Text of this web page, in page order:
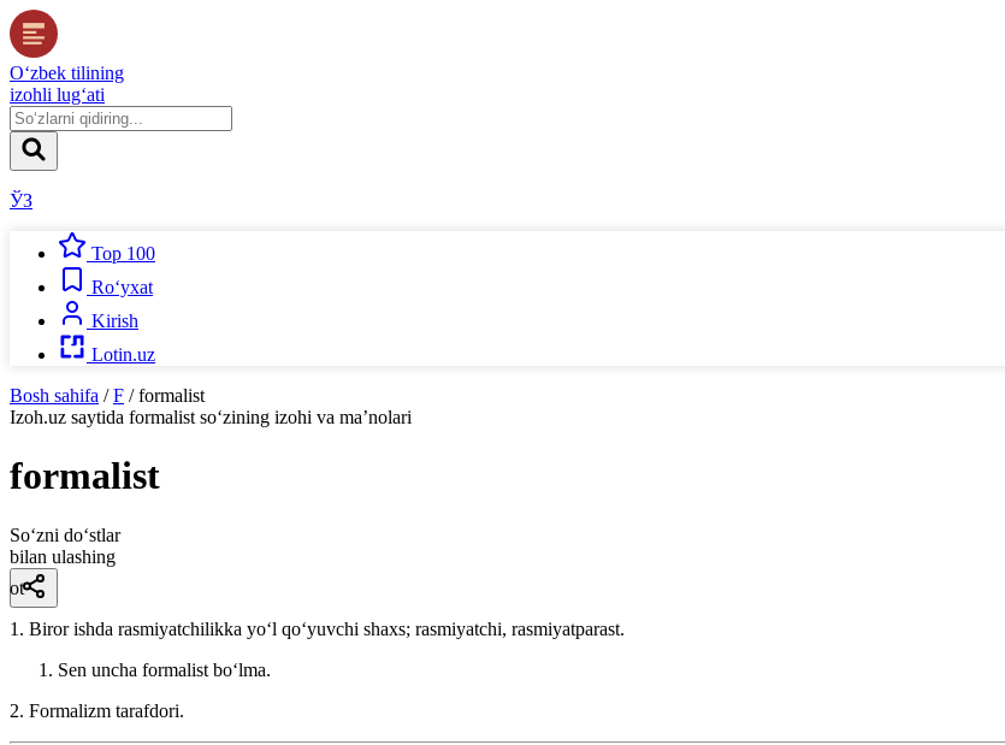
O‘zbek tilining
izohli lug‘ati
ЎЗ
Top 100
Ro‘yxat
Kirish
Lotin.uz
Bosh sahifa / F / formalist
Izoh.uz saytida formalist so‘zining izohi va ma’nolari
formalist
So‘zni do‘stlar
bilan ulashing
ot
1. Biror ishda rasmiyatchilikka yoʻl qoʻyuvchi shaxs; rasmiyatchi, rasmiyatparast.
Sen uncha formalist boʻlma.
2. Formalizm tarafdori.